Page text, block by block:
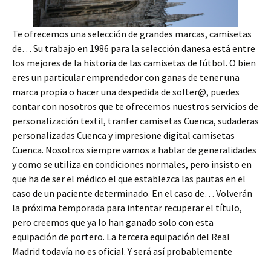
Te ofrecemos una selección de grandes marcas, camisetas
de… Su trabajo en 1986 para la selección danesa está entre
los mejores de la historia de las camisetas de fútbol. O bien
eres un particular emprendedor con ganas de tener una
marca propia o hacer una despedida de solter@, puedes
contar con nosotros que te ofrecemos nuestros servicios de
personalización textil, tranfer camisetas Cuenca, sudaderas
personalizadas Cuenca y impresione digital camisetas
Cuenca. Nosotros siempre vamos a hablar de generalidades
y como se utiliza en condiciones normales, pero insisto en
que ha de ser el médico el que establezca las pautas en el
caso de un paciente determinado. En el caso de… Volverán
la próxima temporada para intentar recuperar el título,
pero creemos que ya lo han ganado solo con esta
equipación de portero. La tercera equipación del Real
Madrid todavía no es oficial. Y será así probablemente